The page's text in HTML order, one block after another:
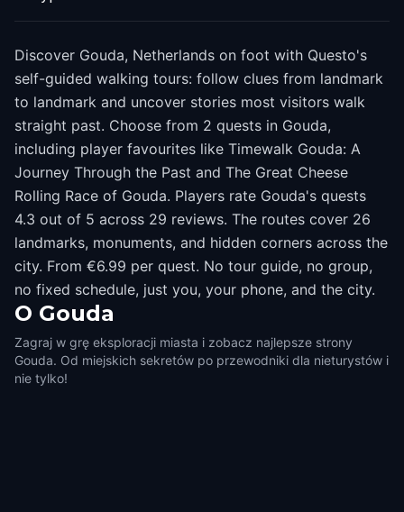
Discover Gouda, Netherlands on foot with Questo's
self-guided walking tours: follow clues from landmark
to landmark and uncover stories most visitors walk
straight past. Choose from 2 quests in Gouda,
including player favourites like Timewalk Gouda: A
Journey Through the Past and The Great Cheese
Rolling Race of ​Gouda. Players rate Gouda's quests
4.3 out of 5 across 29 reviews. The routes cover 26
landmarks, monuments, and hidden corners across the
city. From €6.99 per quest. No tour guide, no group,
no fixed schedule, just you, your phone, and the city.
O Gouda
Zagraj w grę eksploracji miasta i zobacz najlepsze strony
Gouda. Od miejskich sekretów po przewodniki dla nieturystów i
nie tylko!